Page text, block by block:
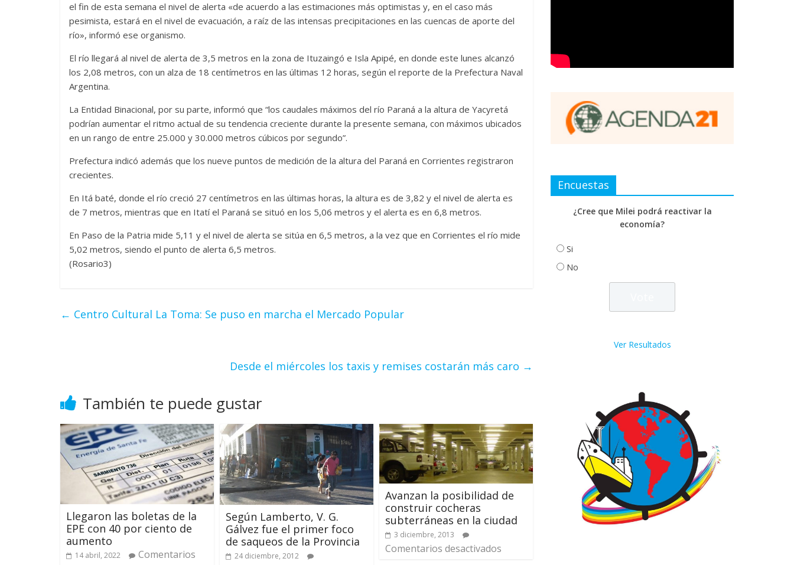
el fin de esta semana el nivel de alerta «de acuerdo a las estimaciones más optimistas y, en el caso más
pesimista, estará en el nivel de evacuación, a raíz de las intensas precipitaciones en las cuencas de aporte del
río», informó ese organismo.
El río llegará al nivel de alerta de 3,5 metros en la zona de Ituzaingó e Isla Apipé, en donde este lunes alcanzó
los 2,08 metros, con un alza de 18 centímetros en las últimas 12 horas, según el reporte de la Prefectura Naval
Argentina.
La Entidad Binacional, por su parte, informó que “los caudales máximos del río Paraná a la altura de Yacyretá
podrían aumentar el ritmo actual de su tendencia creciente durante la presente semana, con máximos ubicados
en un rango de entre 25.000 y 30.000 metros cúbicos por segundo”.
Prefectura indicó además que los nueve puntos de medición de la altura del Paraná en Corrientes registraron
crecientes.
En Itá baté, donde el río creció 27 centímetros en las últimas horas, la altura es de 3,82 y el nivel de alerta es
de 7 metros, mientras que en Itatí el Paraná se situó en los 5,06 metros y el alerta es en 6,8 metros.
En Paso de la Patria mide 5,11 y el nivel de alerta se sitúa en 6,5 metros, a la vez que en Corrientes el río mide
5,02 metros, siendo el punto de alerta 6,5 metros.
(Rosario3)
← Centro Cultural La Toma: Se puso en marcha el Mercado Popular
Desde el miércoles los taxis y remises costarán más caro →
También te puede gustar
Llegaron las boletas de la
EPE con 40 por ciento de
aumento
14 abril, 2022
Comentarios
Según Lamberto, V. G.
Gálvez fue el primer foco
de saqueos de la Provincia
24 diciembre, 2012
Avanzan la posibilidad de
construir cocheras
subterráneas en la ciudad
3 diciembre, 2013
Comentarios desactivados
Encuestas
¿Cree que Milei podrá reactivar la
economía?
Si
No
Ver Resultados